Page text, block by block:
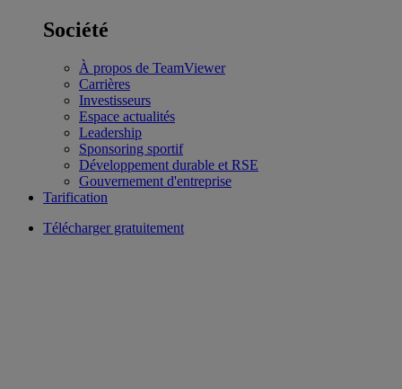
Société
À propos de TeamViewer
Carrières
Investisseurs
Espace actualités
Leadership
Sponsoring sportif
Développement durable et RSE
Gouvernement d'entreprise
Tarification
Télécharger gratuitement